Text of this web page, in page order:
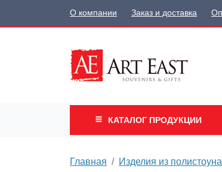
О компании Заказ и доставка
КАТАЛОГ ПРОДУКЦИИ
Главная Изделия из полистоуна